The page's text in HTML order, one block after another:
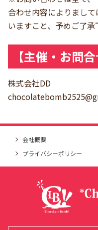
合わせ内容によりまし
いますこと、予めご了承
【主催・お問合
株式会社DD
会社概要
プライバシーポリシー